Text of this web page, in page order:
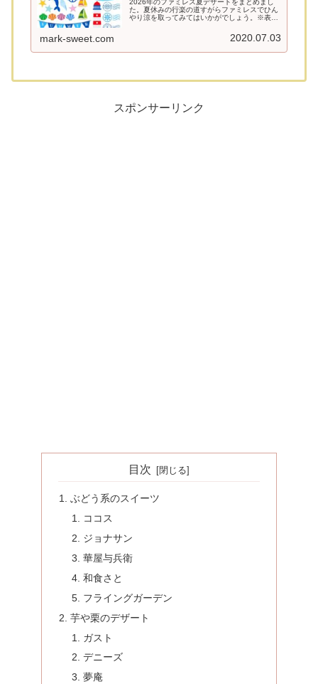
2026年のファミレス夏デザートをまとめまし
た。夏休みの行楽の道すがらファミレスでひん
やり涼を取ってみてはいかがでしょう。※表示
Instagramで見るデニーズ 公式アカウント
mark-sweet.com 2020.07.03
スポンサーリンク
目次
ぶどう系のスイーツ
ココス
ジョナサン
華屋与兵衛
和食さと
フライングガーデン
芋や栗のデザート
ガスト
デニーズ
夢庵